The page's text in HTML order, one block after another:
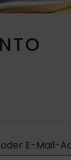
E-Mail-